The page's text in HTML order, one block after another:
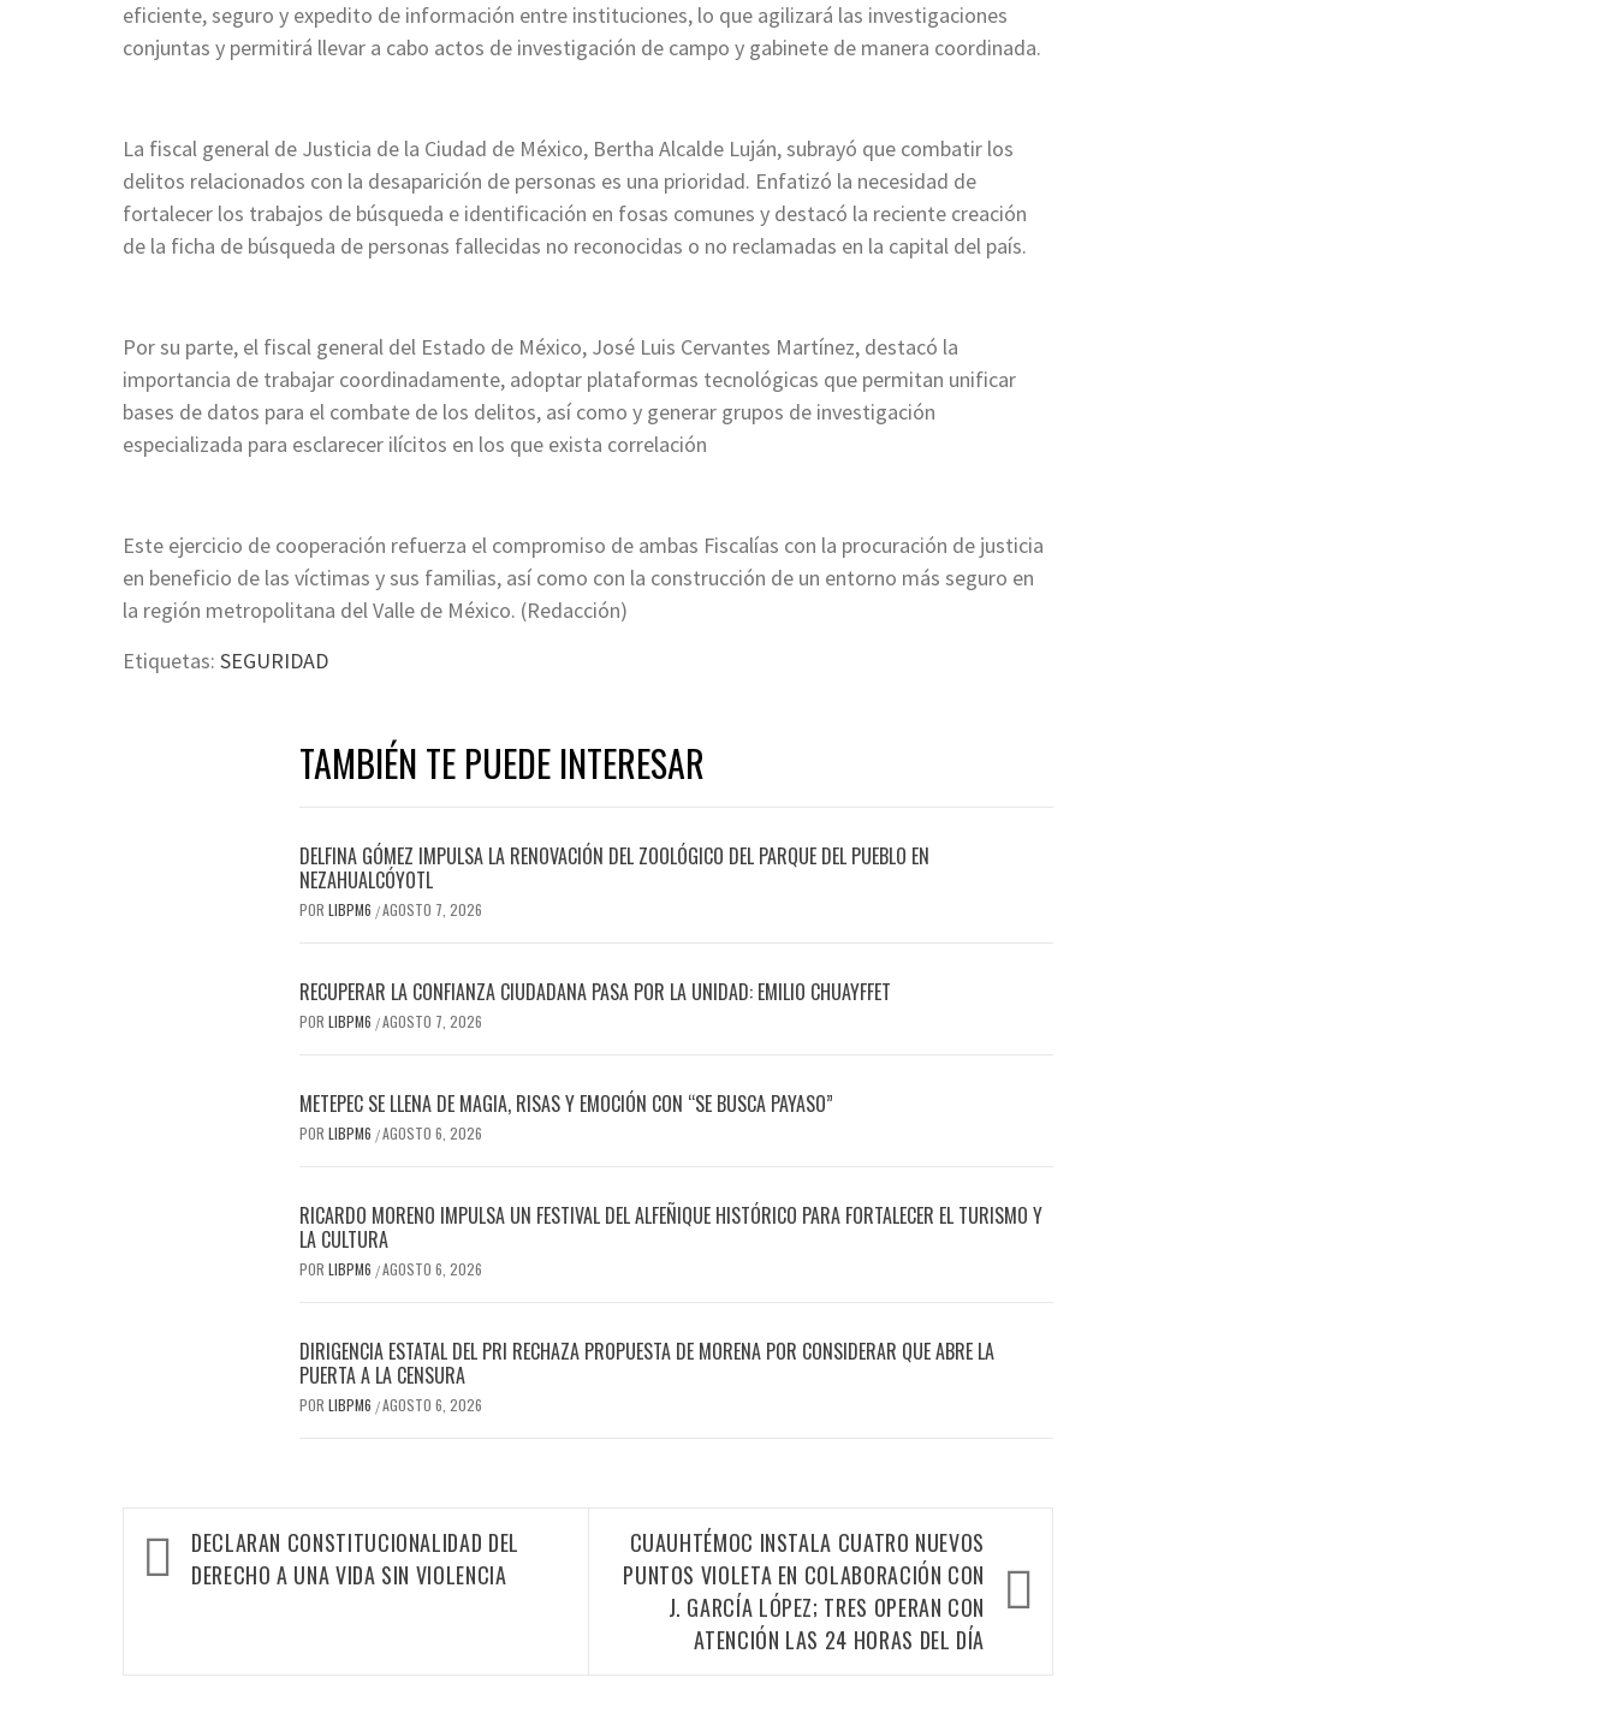
eficiente, seguro y expedito de información entre instituciones, lo que agilizará las investigaciones
conjuntas y permitirá llevar a cabo actos de investigación de campo y gabinete de manera coordinada.
La fiscal general de Justicia de la Ciudad de México, Bertha Alcalde Luján, subrayó que combatir los
delitos relacionados con la desaparición de personas es una prioridad. Enfatizó la necesidad de
fortalecer los trabajos de búsqueda e identificación en fosas comunes y destacó la reciente creación
de la ficha de búsqueda de personas fallecidas no reconocidas o no reclamadas en la capital del país.
Por su parte, el fiscal general del Estado de México, José Luis Cervantes Martínez, destacó la
importancia de trabajar coordinadamente, adoptar plataformas tecnológicas que permitan unificar
bases de datos para el combate de los delitos, así como y generar grupos de investigación
especializada para esclarecer ilícitos en los que exista correlación
Este ejercicio de cooperación refuerza el compromiso de ambas Fiscalías con la procuración de justicia
en beneficio de las víctimas y sus familias, así como con la construcción de un entorno más seguro en
la región metropolitana del Valle de México. (Redacción)
Etiquetas: SEGURIDAD
TAMBIÉN TE PUEDE INTERESAR
DELFINA GÓMEZ IMPULSA LA RENOVACIÓN DEL ZOOLÓGICO DEL PARQUE DEL PUEBLO EN
NEZAHUALCÓYOTL
POR LIBPM6 /AGOSTO 7, 2026
RECUPERAR LA CONFIANZA CIUDADANA PASA POR LA UNIDAD: EMILIO CHUAYFFET
POR LIBPM6 /AGOSTO 7, 2026
METEPEC SE LLENA DE MAGIA, RISAS Y EMOCIÓN CON “SE BUSCA PAYASO”
POR LIBPM6 /AGOSTO 6, 2026
RICARDO MORENO IMPULSA UN FESTIVAL DEL ALFEÑIQUE HISTÓRICO PARA FORTALECER EL TURISMO Y
LA CULTURA
POR LIBPM6 /AGOSTO 6, 2026
DIRIGENCIA ESTATAL DEL PRI RECHAZA PROPUESTA DE MORENA POR CONSIDERAR QUE ABRE LA
PUERTA A LA CENSURA
POR LIBPM6 /AGOSTO 6, 2026
DECLARAN CONSTITUCIONALIDAD DEL
DERECHO A UNA VIDA SIN VIOLENCIA
CUAUHTÉMOC INSTALA CUATRO NUEVOS
PUNTOS VIOLETA EN COLABORACIÓN CON
J. GARCÍA LÓPEZ; TRES OPERAN CON
ATENCIÓN LAS 24 HORAS DEL DÍA